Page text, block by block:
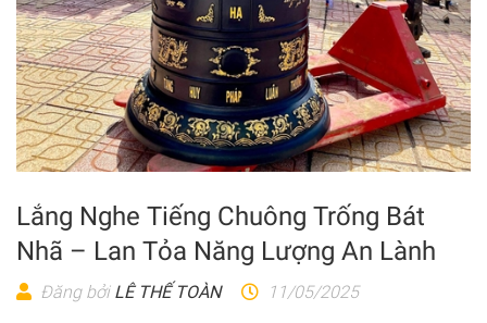
Lắng Nghe Tiếng Chuông Trống Bát
Nhã – Lan Tỏa Năng Lượng An Lành
Đăng bởi LÊ THẾ TOÀN 11/05/2025